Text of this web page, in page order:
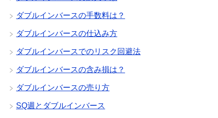
ダブルインバースの手数料は？
ダブルインバースの仕込み方
ダブルインバースでのリスク回避法
ダブルインバースの含み損は？
ダブルインバースの売り方
SQ週とダブルインバース